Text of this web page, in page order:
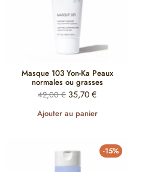
Masque 103 Yon-Ka Peaux
normales ou grasses
42,00€ 35,70 €
Ajouter au panier
-15%